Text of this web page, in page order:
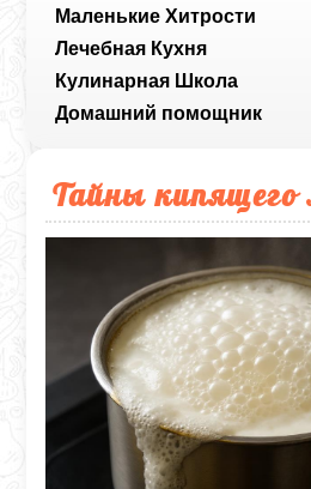
Маленькие Хитрости
Лечебная Кухня
Кулинарная Школа
Домашний помощник
Тайны